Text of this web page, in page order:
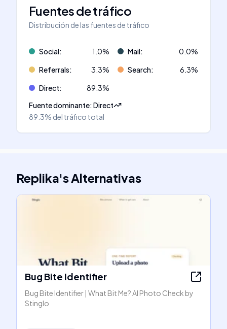
Fuentes de tráfico
Distribución de las fuentes de tráfico
Social: 1.0% Mail: 0.0%
Referrals: 3.3% Search: 6.3%
Direct: 89.3%
Fuente dominante:Direct
89.3% del tráfico total
Replika'sAlternativas
Bug Bite Identifier
Bug Bite Identifier | What Bit Me? AI Photo Check by
Stinglo